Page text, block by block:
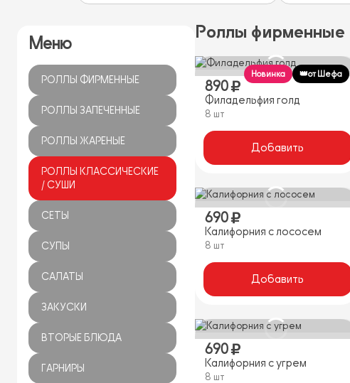
Меню
РОЛЛЫ ФИРМЕННЫЕ
РОЛЛЫ ЗАПЕЧЕННЫЕ
РОЛЛЫ ЖАРЕНЫЕ
РОЛЛЫ КЛАССИЧЕСКИЕ
/ СУШИ
СЕТЫ
СУПЫ
САЛАТЫ
ЗАКУСКИ
ВТОРЫЕ БЛЮДА
ГАРНИРЫ
Роллы фирменные
890
Филадельфия голд
8 шт
Добавить
Новинка 👑от Шефа
690
Калифорния с лососем
8 шт
Добавить
690
Калифорния с угрем
8 шт